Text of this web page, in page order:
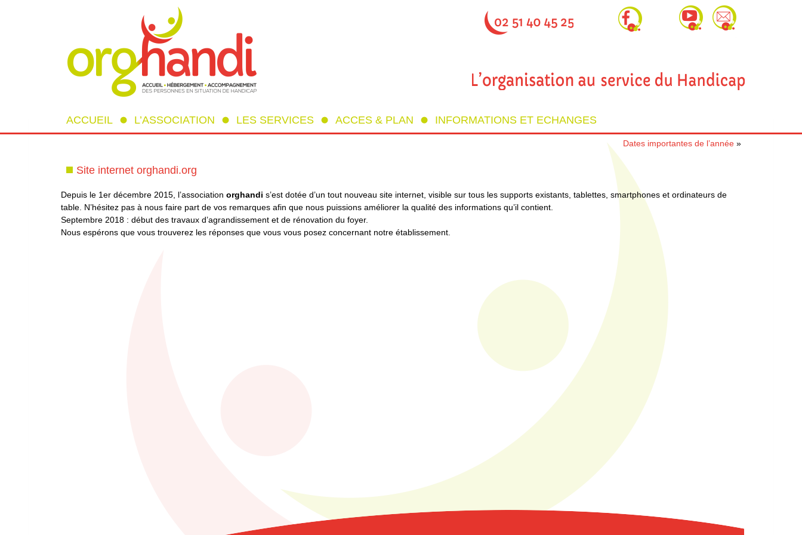
ACCUEIL L’ASSOCIATION LES SERVICES ACCES & PLAN INFORMATIONS ET ECHANGES
Dates importantes de l’année »
Site internet orghandi.org
Depuis le 1er décembre 2015, l’association orghandi s’est dotée d’un tout nouveau site internet, visible sur tous les supports existants, tablettes, smartphones et ordinateurs de
table. N’hésitez pas à nous faire part de vos remarques afin que nous puissions améliorer la qualité des informations qu’il contient.
Septembre 2018 : début des travaux d’agrandissement et de rénovation du foyer.
Nous espérons que vous trouverez les réponses que vous vous posez concernant notre établissement.